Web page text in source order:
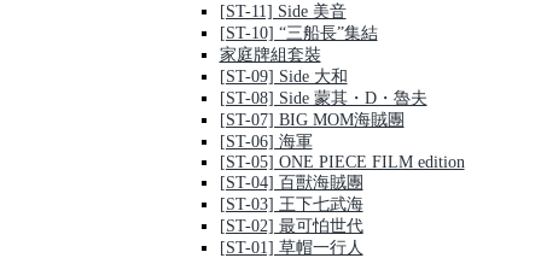
[ST-11] Side 美音
[ST-10] “三船長”集結
家庭牌組套裝
[ST-09] Side 大和
[ST-08] Side 蒙其・D・魯夫
[ST-07] BIG MOM海賊團
[ST-06] 海軍
[ST-05] ONE PIECE FILM edition
[ST-04] 百獸海賊團
[ST-03] 王下七武海
[ST-02] 最可怕世代
[ST-01] 草帽一行人